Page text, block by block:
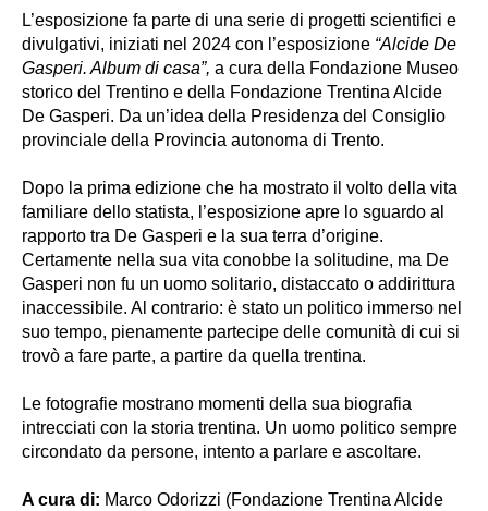
L’esposizione fa parte di una serie di progetti scientifici e
divulgativi, iniziati nel 2024 con l’esposizione “Alcide De
Gasperi. Album di casa”, a cura della Fondazione Museo
storico del Trentino e della Fondazione Trentina Alcide
De Gasperi. Da un’idea della Presidenza del Consiglio
provinciale della Provincia autonoma di Trento.
Dopo la prima edizione che ha mostrato il volto della vita
familiare dello statista, l’esposizione apre lo sguardo al
rapporto tra De Gasperi e la sua terra d’origine.
Certamente nella sua vita conobbe la solitudine, ma De
Gasperi non fu un uomo solitario, distaccato o addirittura
inaccessibile. Al contrario: è stato un politico immerso nel
suo tempo, pienamente partecipe delle comunità di cui si
trovò a fare parte, a partire da quella trentina.
Le fotografie mostrano momenti della sua biografia
intrecciati con la storia trentina. Un uomo politico sempre
circondato da persone, intento a parlare e ascoltare.
A cura di: Marco Odorizzi (Fondazione Trentina Alcide